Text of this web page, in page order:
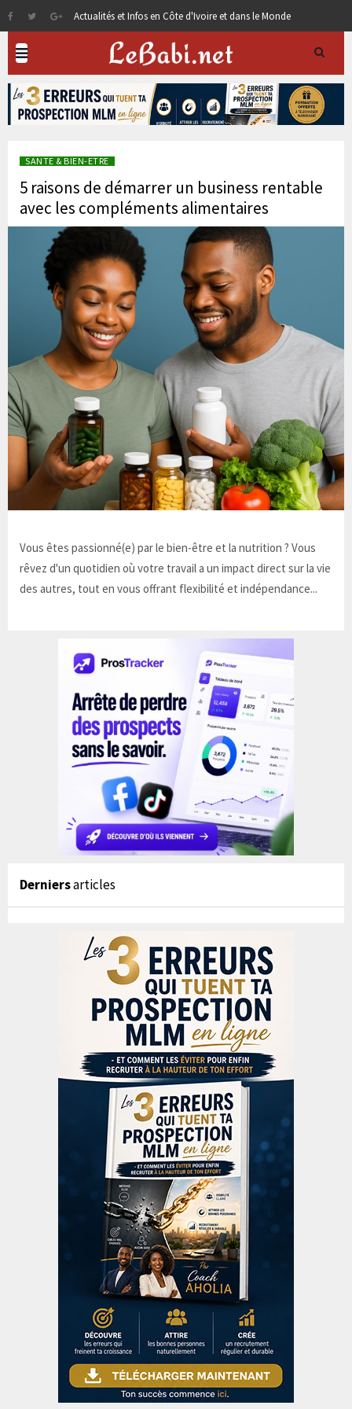
Actualités et Infos en Côte d'Ivoire et dans le Monde
SANTE & BIEN-ETRE
5 raisons de démarrer un business rentable
avec les compléments alimentaires
Vous êtes passionné(e) par le bien-être et la nutrition ? Vous
rêvez d'un quotidien où votre travail a un impact direct sur la vie
des autres, tout en vous offrant flexibilité et indépendance...
Derniersarticles